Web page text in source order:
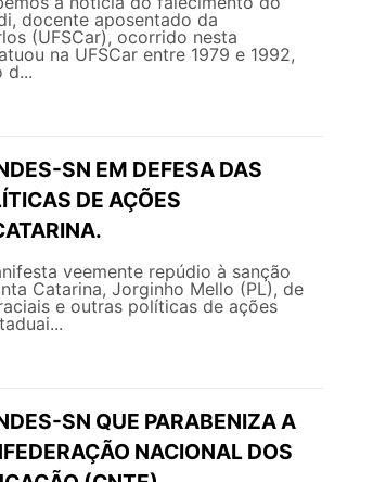
docente aposentado da
(UFSCar), ocorrido nesta
na UFSCar entre 1979 e 1992,
d...
SN EM DEFESA DAS
DE AÇÕES
veemente repúdio à sanção
Catarina, Jorginho Mello (PL), de
e outras políticas de ações
SN QUE PARABENIZA A
NACIONAL DOS